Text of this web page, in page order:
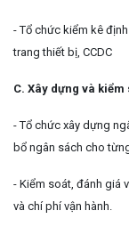
- Tổ chức kiểm kê
trang thiết bị, CCDC
C. Xây dựng và
- Tổ chức xây dựng
bổ ngân sách cho
- Kiểm soát, đánh giá
và chí phí vận hành.